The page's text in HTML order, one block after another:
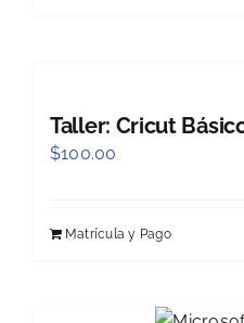
Taller: Cricut
$100.00
Matrícula y Pago